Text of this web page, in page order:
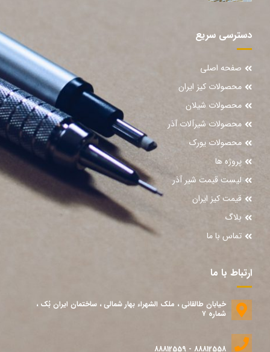
دسترسی سریع
صفحه اصلی
محصولات کیز ایران
محصولات شیلان
محصولات شیرآلات آذر
محصولات یورک
پروژه ها
لیست قیمت شیر آذر
قیمت کیز ایران
بلاگ
تماس با ما
ارتباط با ما
خیابان طالقانی ، ملک الشهراء بهار شمالی ، ساختمان ایران بُک ،
شماره ۷
88812558 - 88812559